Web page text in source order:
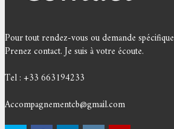
Pour tout rendez-vous ou demande spécifique
Prenez contact. Je suis à votre écoute.
Tel : +33 663194233
Accompagnementcb@gmail.com